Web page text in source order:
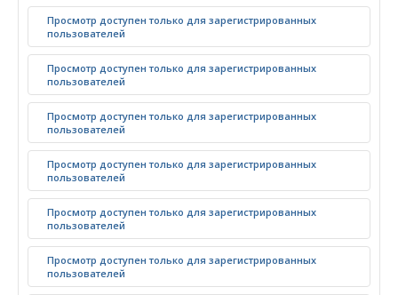
Просмотр доступен только для зарегистрированных
пользователей
Просмотр доступен только для зарегистрированных
пользователей
Просмотр доступен только для зарегистрированных
пользователей
Просмотр доступен только для зарегистрированных
пользователей
Просмотр доступен только для зарегистрированных
пользователей
Просмотр доступен только для зарегистрированных
пользователей